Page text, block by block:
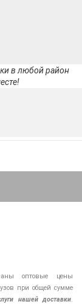
в любой район
оптовые цены
при общей сумме
нашейдоставки.